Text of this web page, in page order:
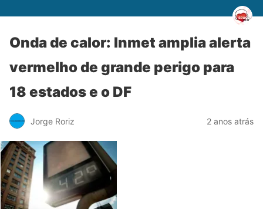
Onda de calor: Inmet amplia alerta
vermelho de grande perigo para
18 estados e o DF
Jorge Roriz 2 anos atrás